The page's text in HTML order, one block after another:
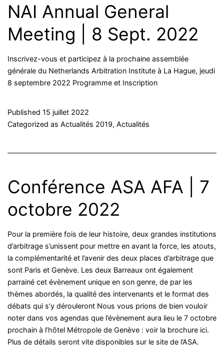
NAI Annual General
Meeting | 8 Sept. 2022
Inscrivez-vous et participez à la prochaine assemblée
générale du Netherlands Arbitration Institute à La Hague, jeudi
8 septembre 2022 Programme et Inscription
Published 15 juillet 2022
Categorized as Actualités 2019, Actualités
Conférence ASA AFA | 7
octobre 2022
Pour la première fois de leur histoire, deux grandes institutions
d’arbitrage s’unissent pour mettre en avant la force, les atouts,
la complémentarité et l’avenir des deux places d’arbitrage que
sont Paris et Genève. Les deux Barreaux ont également
parrainé cet évènement unique en son genre, de par les
thèmes abordés, la qualité des intervenants et le format des
débats qui s’y dérouleront Nous vous prions de bien vouloir
noter dans vos agendas que l’évènement aura lieu le 7 octobre
prochain à l’hôtel Métropole de Genève : voir la brochure ici.
Plus de détails seront vite disponibles sur le site de l’ASA.